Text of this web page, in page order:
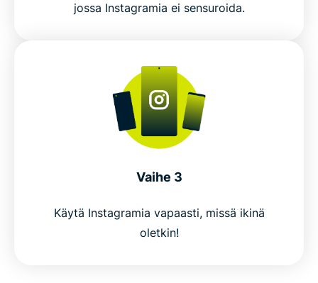
jossa Instagramia ei sensuroida.
Vaihe 3
Käytä Instagramia vapaasti, missä ikinä
oletkin!